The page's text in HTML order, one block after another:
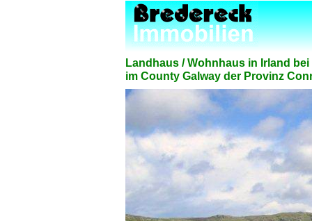
Landhaus / Wohnhaus in Irland
im County Galway der Provinz